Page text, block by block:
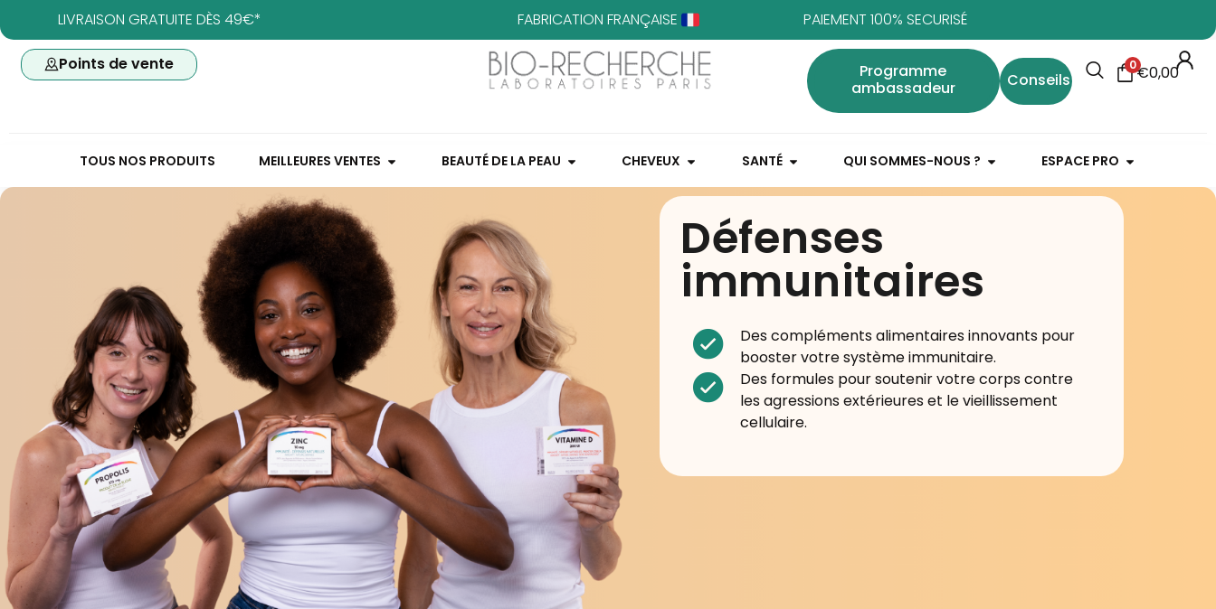
LIVRAISON GRATUITE DÈS 49€* FABRICATION FRANÇAISE PAIEMENT 100% SECURISÉ
Points de vente
Programme
ambassadeur
Conseils
0€0,00
TOUS NOS PRODUITS MEILLEURES VENTES BEAUTÉ DE LA PEAU CHEVEUX SANTÉ QUI SOMMES-NOUS ? ESPACE PRO
Défenses
immunitaires
Des compléments alimentaires innovants pour
booster votre système immunitaire.
Des formules pour soutenir votre corps contre
les agressions extérieures et le vieillissement
cellulaire.